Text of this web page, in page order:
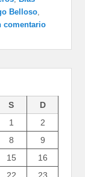
Belloso
comentario
S
D
1
2
8
9
15
16
22
23